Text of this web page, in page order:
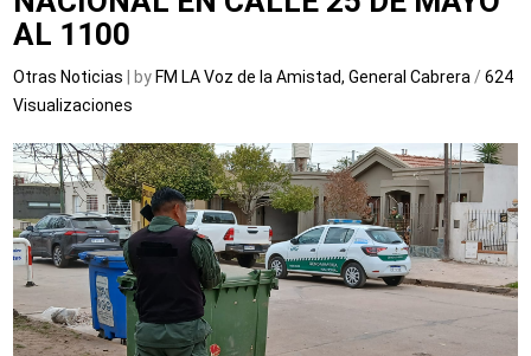
AL 1100
Otras Noticias | by FM LA Voz de la Amistad, General Cabrera /624
Visualizaciones